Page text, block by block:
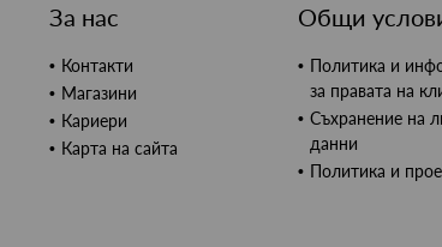
За нас
Контакти
Магазини
Кариери
Карта на сайта
Общи
Политика и
за правата на
Съхранение на
данни
Политика и